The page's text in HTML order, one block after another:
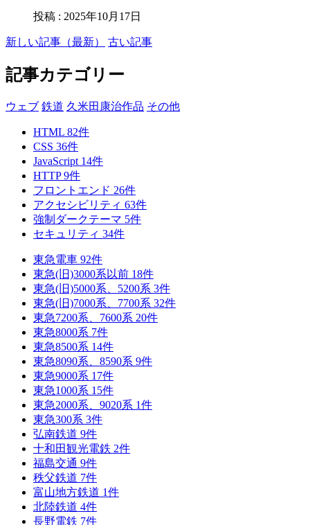
投稿 : 2025年10月17日
新しい記事（最新） 古い記事
記事カテゴリー
ウェブ 鉄道 久米田康治作品 その他
HTML 82件
CSS 36件
JavaScript 14件
HTTP9件
フロントエンド 26件
アクセシビリティ 63件
強制ダークテーマ 5件
セキュリティ 34件
東急電車 92件
東急(旧)3000系以前 18件
東急(旧)5000系、5200系 3件
東急(旧)7000系、7700系 32件
東急7200系、7600系 20件
東急8000系 7件
東急8500系 14件
東急8090系、8590系 9件
東急9000系 17件
東急1000系 15件
東急2000系、9020系 1件
東急300系 3件
弘南鉄道 9件
十和田観光電鉄 2件
福島交通 9件
秩父鉄道 7件
富山地方鉄道 1件
北陸鉄道 4件
長野電鉄 7件